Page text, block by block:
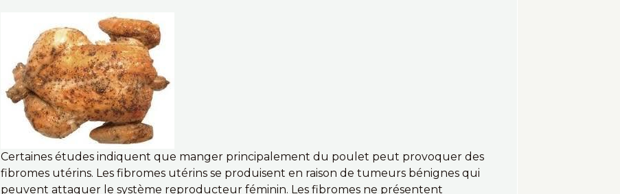
Certaines études indiquent que manger principalement du poulet peut provoquer des
fibromes utérins. Les fibromes utérins se produisent en raison de tumeurs bénignes qui
peuvent attaquer le système reproducteur féminin. Les fibromes ne présentent